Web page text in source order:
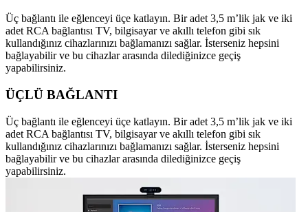
Üç bağlantı ile eğlenceyi üçe katlayın. Bir adet 3,5 m’lik jak ve iki
adet RCA bağlantısı TV, bilgisayar ve akıllı telefon gibi sık
kullandığınız cihazlarınızı bağlamanızı sağlar. İsterseniz hepsini
bağlayabilir ve bu cihazlar arasında dilediğinizce geçiş
yapabilirsiniz.
ÜÇLÜ BAĞLANTI
Üç bağlantı ile eğlenceyi üçe katlayın. Bir adet 3,5 m’lik jak ve iki
adet RCA bağlantısı TV, bilgisayar ve akıllı telefon gibi sık
kullandığınız cihazlarınızı bağlamanızı sağlar. İsterseniz hepsini
bağlayabilir ve bu cihazlar arasında dilediğinizce geçiş
yapabilirsiniz.